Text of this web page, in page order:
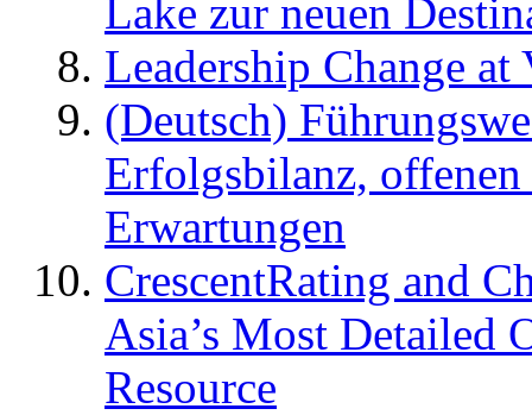
Lake zur neuen
Leadership Change
(Deutsch)
Erfolgsbilanz,
Erwartungen
CrescentRating and
Asia’s Most Detailed
Resource